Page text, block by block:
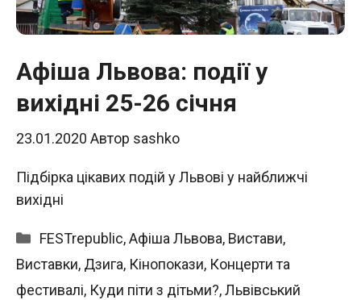
Афіша Львова: події у
вихідні 25-26 січня
23.01.2020 Автор sashko
Підбірка цікавих подій у Львові у найближчі
вихідні
Категорії
FESTrepublic,Афіша Львова, Вистави,
Виставки, Дзига, Кінопокази, Концерти та
фестивалі, Куди піти з дітьми?,Львівський